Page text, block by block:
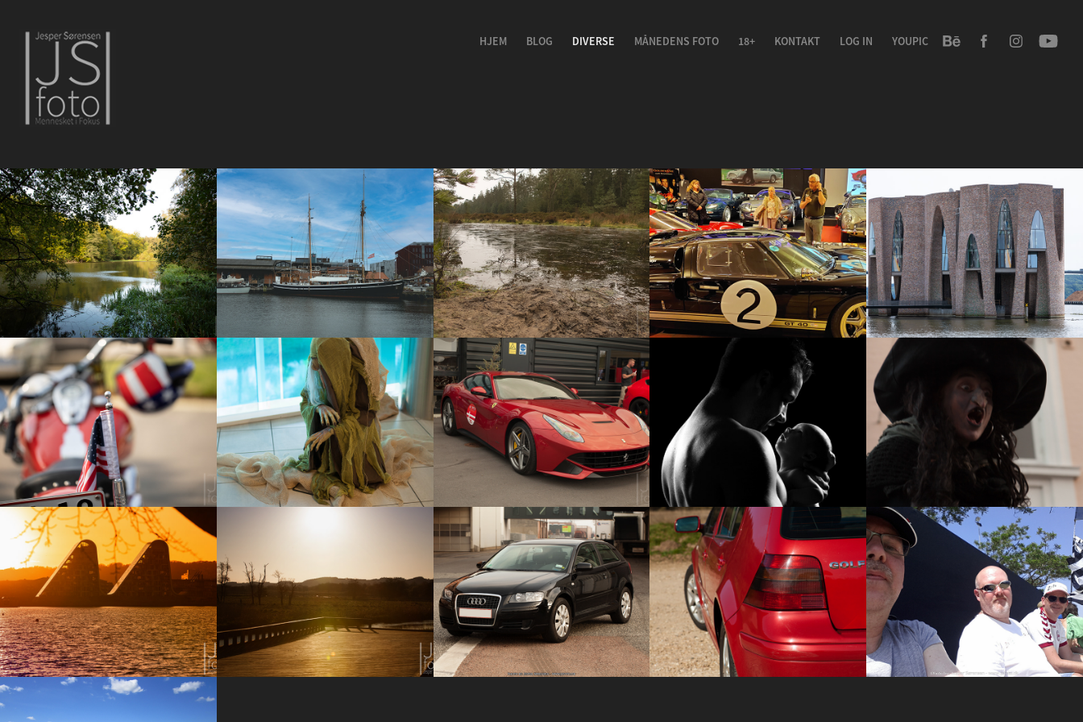
HJEM BLOG DIVERSE MÅNEDENS FOTO 18+ KONTAKT LOG IN YOUPIC
Marielund 14/10-23
2023
Aftentur på 2 ben.
2022
Syvårssøerne d. 24/1-21
2021
Strøjer Samlingen d. 28/11-
19
2019
Vejle Havnefront d. 21/5-18
2018
Veteranbil- og
motorcykeltræf i
Spinderihallerne
2018
Halloween i Vejle d. 27/10-
17
2017
Ferrari DK 70 års jubilæum
- My Garage
2017
Børn-Bryllup-Familie-
Gravid.
2017
Billeder gennem årene.
Halloween åbningsparade
d. 28/10-16
2016
Solnedgang v. Skyttehuset
d. 22/4-16
2016
2016
Audi A3 d. 31/10-15 Golf IV TDi d. 21/4-15
2015
Le Mans 2015
2015